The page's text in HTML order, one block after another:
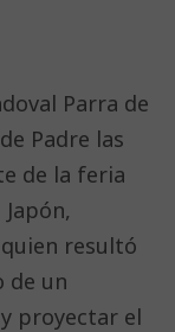
Parra de
Padre las
de la feria
resultó
de un
proyectar el